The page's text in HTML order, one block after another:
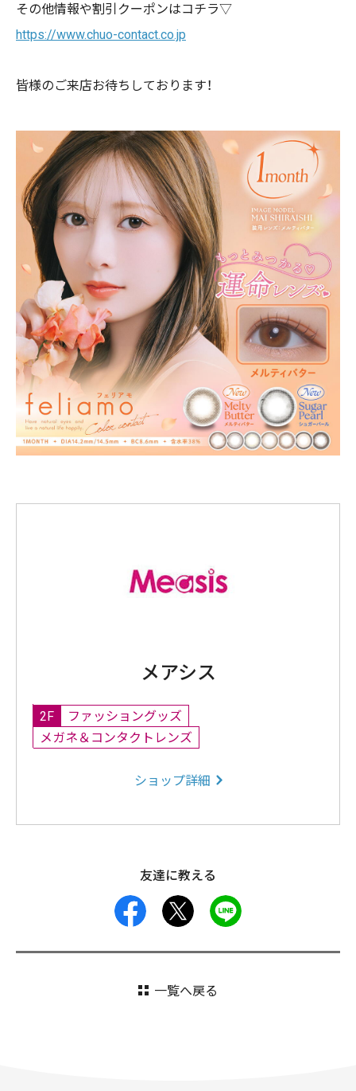
その他情報や割引クーポンはコチラ▽
https://www.chuo-contact.co.jp
皆様のご来店お待ちしております！
メアシス
2F
ファッショングッズ
メガネ＆コンタクトレンズ
ショップ詳細
友達に教える
facebook
一覧へ戻る